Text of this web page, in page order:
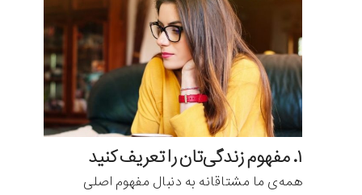
۱. مفهوم زندگی‌تان را تعریف کنید
همه‌ی ما مشتاقانه به دنبال مفهوم اصلی